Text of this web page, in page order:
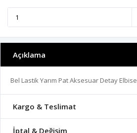
Açıklama
Bel Lastik Yarım Pat Aksesuar Detay Elbise
Kargo & Teslimat
İptal & Değişim